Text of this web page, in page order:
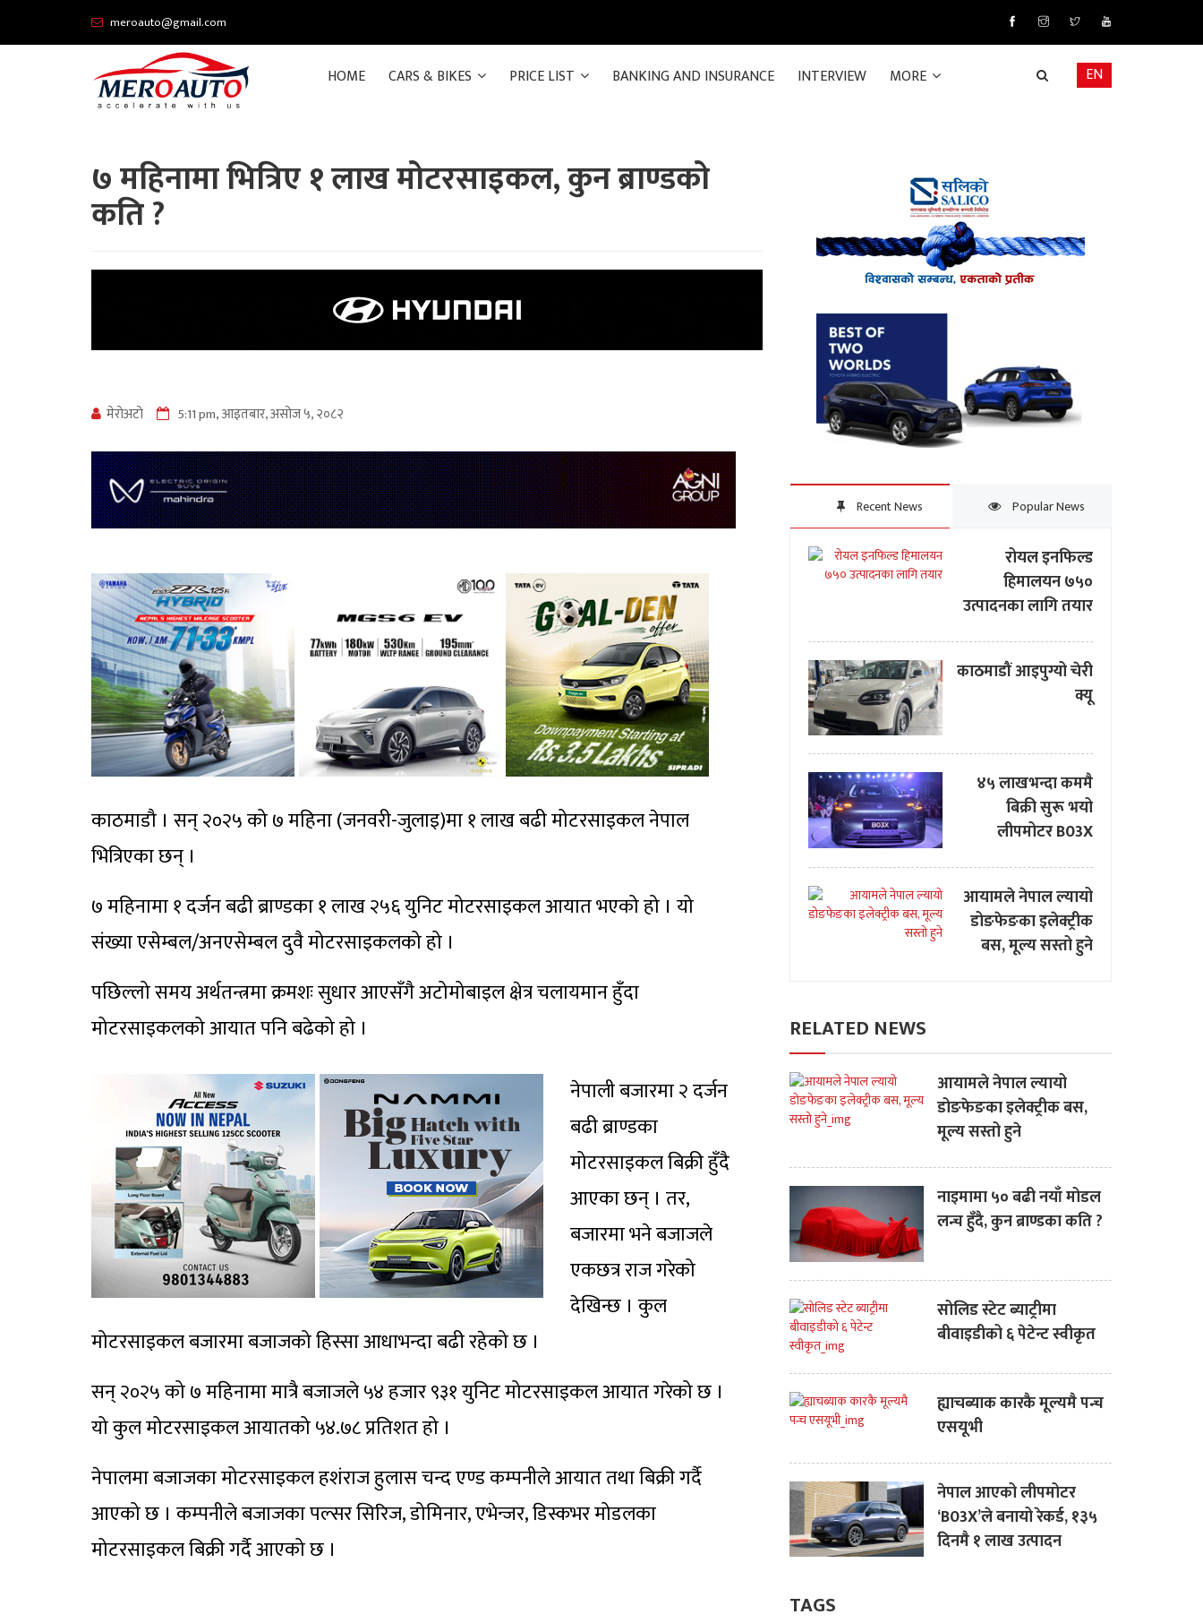
meroauto@gmail.com
HOME CARS & BIKES PRICE LIST BANKING AND INSURANCE INTERVIEW MORE EN
७ महिनामा भित्रिए १ लाख मोटरसाइकल, कुन ब्राण्डको
कति ?
मेराेअटाे 5:11 pm, आइतबार, असोज ५, २०८२
काठमाडौ । सन् २०२५ को ७ महिना (जनवरी-जुलाइ)मा १ लाख बढी मोटरसाइकल नेपाल
भित्रिएका छन् ।
७ महिनामा १ दर्जन बढी ब्राण्डका १ लाख २५६ युनिट मोटरसाइकल आयात भएको हो । यो
संख्या एसेम्बल/अनएसेम्बल दुवै मोटरसाइकलको हो ।
पछिल्लो समय अर्थतन्त्रमा क्रमशः सुधार आएसँगै अटोमोबाइल क्षेत्र चलायमान हुँदा
मोटरसाइकलको आयात पनि बढेको हो ।
नेपाली बजारमा २ दर्जन
बढी ब्राण्डका
मोटरसाइकल बिक्री हुँदै
आएका छन् । तर,
बजारमा भने बजाजले
एकछत्र राज गरेको
देखिन्छ । कुल
मोटरसाइकल बजारमा बजाजको हिस्सा आधाभन्दा बढी रहेको छ ।
सन् २०२५ को ७ महिनामा मात्रै बजाजले ५४ हजार ९३१ युनिट मोटरसाइकल आयात गरेको छ ।
यो कुल मोटरसाइकल आयातको ५४.७८ प्रतिशत हो ।
नेपालमा बजाजका मोटरसाइकल हशंराज हुलास चन्द एण्ड कम्पनीले आयात तथा बिक्री गर्दै
आएको छ । कम्पनीले बजाजका पल्सर सिरिज, डोमिनार, एभेन्जर, डिस्कभर मोडलका
मोटरसाइकल बिक्री गर्दै आएको छ ।
Recent News Popular News
रोयल इनफिल्ड
हिमालयन ७५०
उत्पादनका लागि तयार
काठमाडौं आइपुग्यो चेरी
क्यू
४५ लाखभन्दा कममै
बिक्री सुरू भयो
लीपमोटर B03X
आयामले नेपाल ल्यायो
डोङफेङका इलेक्ट्रीक
बस, मूल्य सस्तो हुने
RELATED NEWS
आयामले नेपाल ल्यायो
डोङफेङका इलेक्ट्रीक बस,
मूल्य सस्तो हुने
नाइमामा ५० बढी नयाँ मोडल
लन्च हुँदै, कुन ब्राण्डका कति ?
सोलिड स्टेट ब्याट्रीमा
बीवाइडीको ६ पेटेन्ट स्वीकृत
ह्याचब्याक कारकै मूल्यमै पन्च
एसयूभी
नेपाल आएको लीपमोटर
‘B03X’ले बनायो रेकर्ड, १३५
दिनमै १ लाख उत्पादन
TAGS